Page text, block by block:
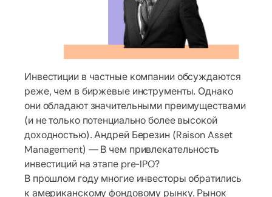
Инвестиции в частные компании обсуждаются
реже, чем в биржевые инструменты. Однако
они обладают значительными преимуществами
(и не только потенциально более высокой
доходностью). Андрей Березин (Raison Asset
Management) — В чем привлекательность
инвестиций на этапе pre-IPO?
В прошлом году многие инвесторы обратились
к американскому фондовому рынку. Рынок